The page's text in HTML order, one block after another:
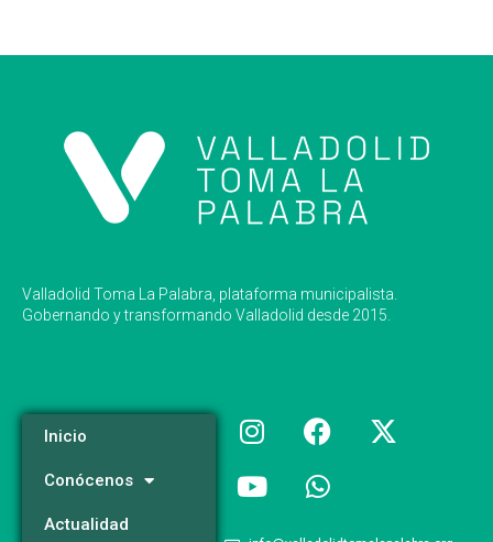
Valladolid Toma La Palabra, plataforma municipalista.
Gobernando y transformando Valladolid desde 2015.
Inicio
Conócenos
Actualidad